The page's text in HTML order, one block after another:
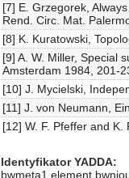
[7] E. Grzegorek,
Rend. Circ. Mat.
[8] K. Kuratowski,
[9] A. W. Miller, Special
Amsterdam 1984, 201-
[10] J. Mycielski,
[11] J. von Neumann,
[12] W. F. Pfeffer and
Identyfikator YADDA